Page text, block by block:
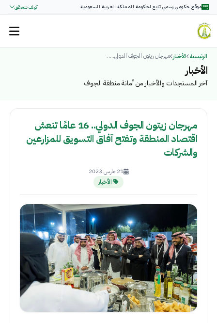
موقع حكومي رسمي تابع لحكومة المملكة العربية السعودية كيف تتحقق
الرئيسية الأخبار مهرجان زيتون الجوف الدولي.....
الأخبار
آخر المستجدات والأخبار من أمانة منطقة الجوف
مهرجان زيتون الجوف الدولي.. 16 عامًا تنعش
اقتصاد المنطقة وتفتح آفاق التسويق للمزارعين
والشركات
21 مارس 2023
الأخبار